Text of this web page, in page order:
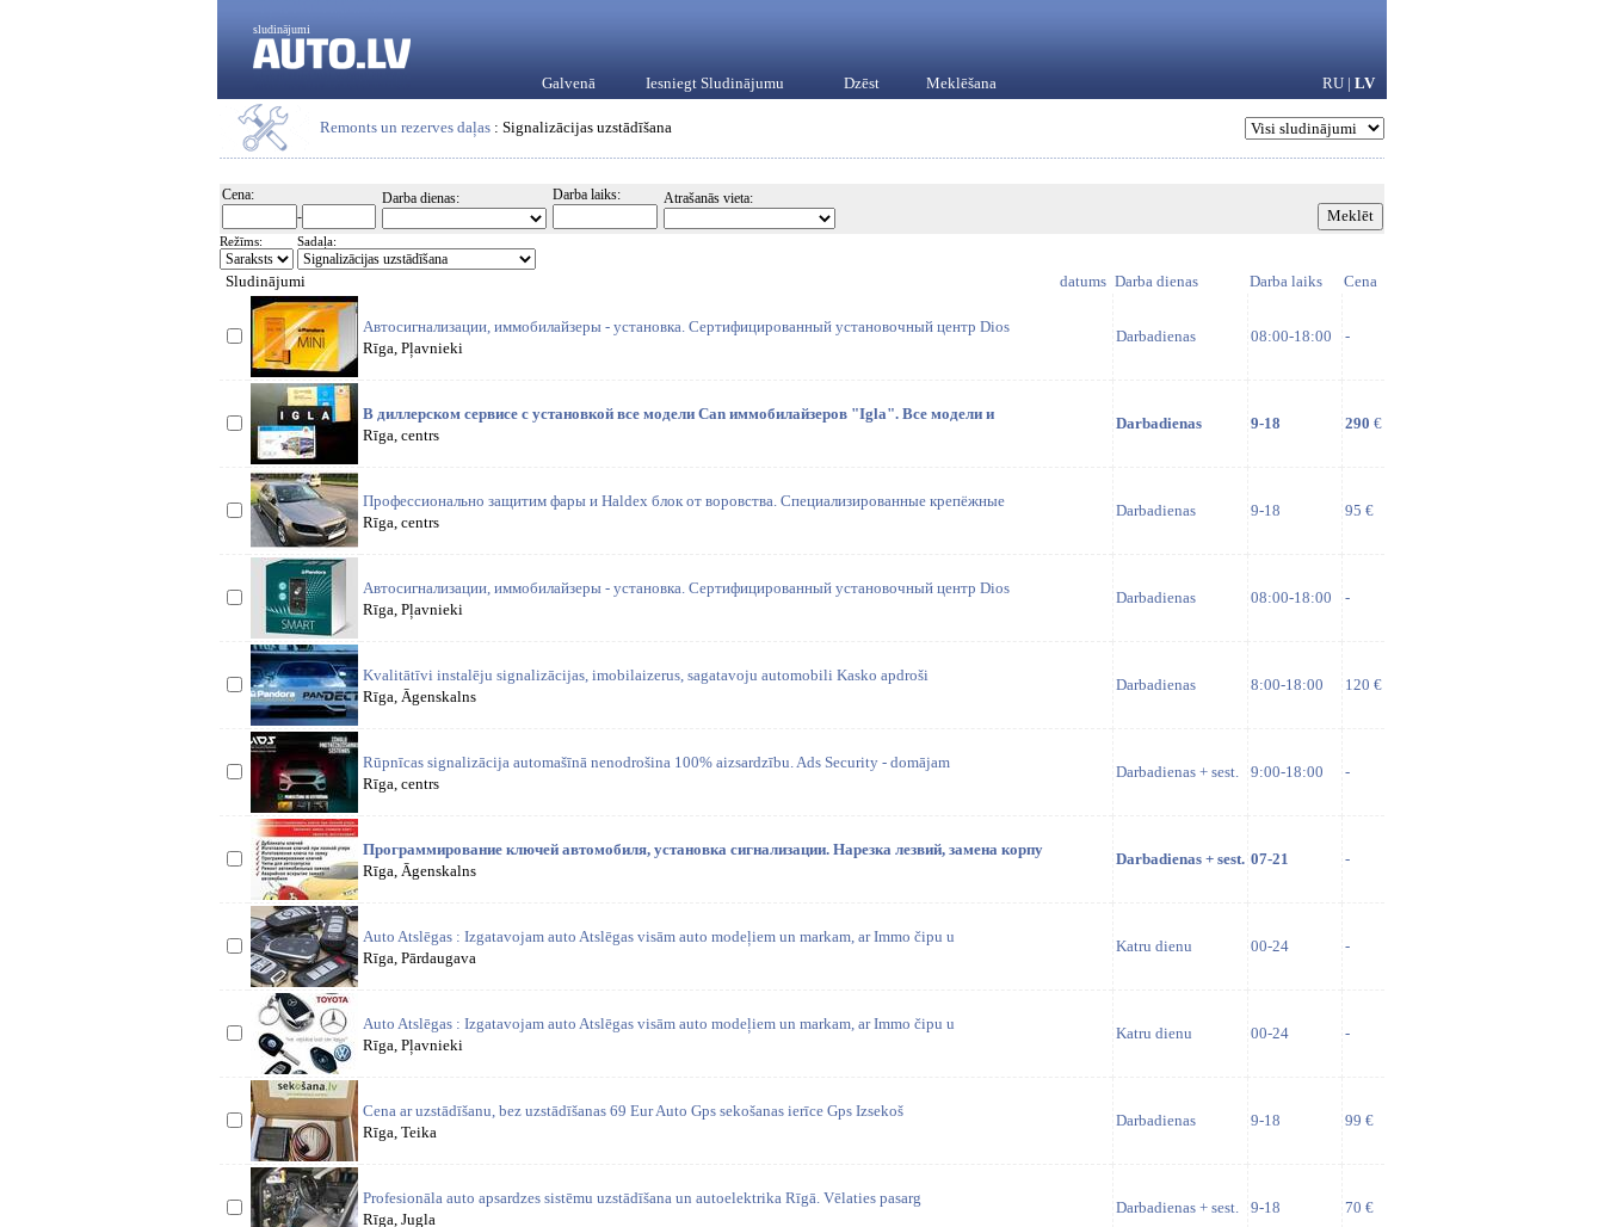
sludinājumi
Galvenā Iesniegt Sludinājumu Dzēst Meklēšana RU | LV
Remonts un rezerves daļas : Signalizācijas uzstādīšana
Cena:
-
Darba dienas: Darba laiks: Atrašanās vieta:
Režīms: Sadaļa:
Sludinājumi datums Darba dienas Darba laiks Cena
Автосигнализации, иммобилайзеры - установка. Сертифицированный установочный центр Dios
Rīga, Pļavnieki
Darbadienas 08:00-18:00 -
В диллерском сервисе с установкой все модели Can иммобилайзеров "Igla". Все модели и
Rīga, centrs
Darbadienas 9-18 290 €
Профессионально защитим фары и Haldex блок от воровства. Специализированные крепёжные
Rīga, centrs
Darbadienas 9-18 95 €
Автосигнализации, иммобилайзеры - установка. Сертифицированный установочный центр Dios
Rīga, Pļavnieki
Darbadienas 08:00-18:00 -
Kvalitātīvi instalēju signalizācijas, imobilaizerus, sagatavoju automobili Kasko apdroši
Rīga, Āgenskalns
Darbadienas 8:00-18:00 120 €
Rūpnīcas signalizācija automašīnā nenodrošina 100% aizsardzību. Ads Security - domājam
Rīga, centrs
Darbadienas + sest. 9:00-18:00 -
Программирование ключей автомобиля, установка сигнализации. Нарезка лезвий, замена корпу
Rīga, Āgenskalns
Darbadienas + sest. 07-21 -
Auto Atslēgas : Izgatavojam auto Atslēgas visām auto modeļiem un markam, ar Immo čipu u
Rīga, Pārdaugava
Katru dienu 00-24 -
Auto Atslēgas : Izgatavojam auto Atslēgas visām auto modeļiem un markam, ar Immo čipu u
Rīga, Pļavnieki
Katru dienu 00-24 -
Cena ar uzstādīšanu, bez uzstādīšanas 69 Eur Auto Gps sekošanas ierīce Gps Izsekoš
Rīga, Teika
Darbadienas 9-18 99 €
Profesionāla auto apsardzes sistēmu uzstādīšana un autoelektrika Rīgā. Vēlaties pasarg
Rīga, Jugla
Darbadienas + sest. 9-18 70 €